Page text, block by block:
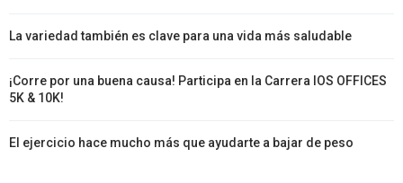
La variedad también es clave para una vida más saludable
¡Corre por una buena causa! Participa en la Carrera IOS OFFICES
5K & 10K!
El ejercicio hace mucho más que ayudarte a bajar de peso